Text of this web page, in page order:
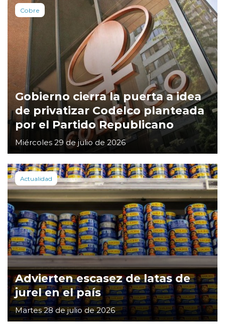
Cobre
Gobierno cierra la puerta a idea
de privatizar Codelco planteada
por el Partido Republicano
Miércoles 29 de julio de 2026
Actualidad
Advierten escasez de latas de
jurel en el país
Martes 28 de julio de 2026